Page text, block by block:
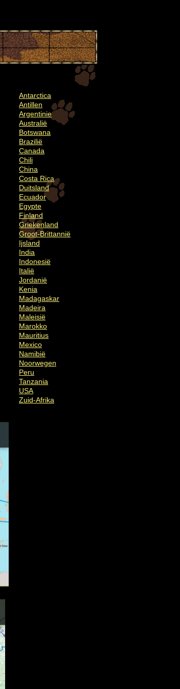
Antarctica
Antillen
Argentinie
Australië
Botswana
Brazilië
Canada
Chili
China
Costa Rica
Duitsland
Ecuador
Egypte
Finland
Griekenland
Groot-Brittannië
Ijsland
India
Indonesië
Italië
Jordanië
Kenia
Madagaskar
Madeira
Maleisië
Marokko
Mauritius
Mexico
Namibië
Noorwegen
Peru
Tanzania
USA
Zuid-Afrika